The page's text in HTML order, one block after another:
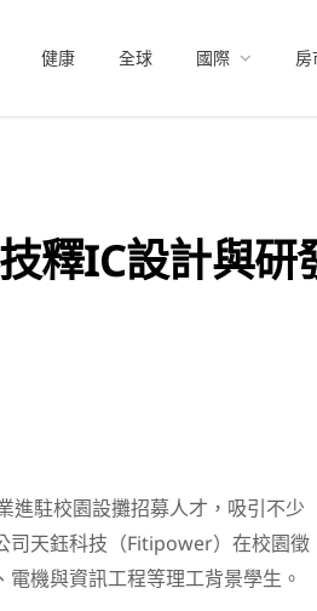
健康 全球 國際 房
釋IC設計與研
進駐校園設攤招募人才，吸引不少
司天鈺科技（Fitipower）在校園徵
機與資訊工程等理工背景學生。